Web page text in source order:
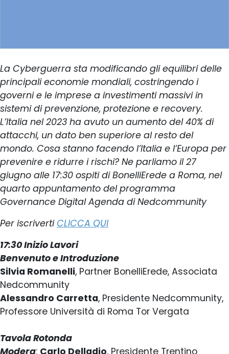
La Cyberguerra sta modificando gli equilibri delle
principali economie mondiali, costringendo i
governi e le imprese a investimenti massivi in
sistemi di prevenzione, protezione e recovery.
L’Italia nel 2023 ha avuto un aumento del 40% di
attacchi, un dato ben superiore al resto del
mondo. Cosa stanno facendo l’Italia e l’Europa per
prevenire e ridurre i rischi? Ne parliamo il 27
giugno alle 17:30 ospiti di BonelliErede a Roma, nel
quarto appuntamento del programma
Governance Digital Agenda di Nedcommunity
Per iscrivertiCLICCA QUI
17:30 Inizio Lavori
Benvenuto e Introduzione
Silvia Romanelli, Partner BonelliErede, Associata
Nedcommunity
Alessandro Carretta, Presidente Nedcommunity,
Professore Università di Roma Tor Vergata
Tavola Rotonda
Modera: Carlo Delladio, Presidente Trentino